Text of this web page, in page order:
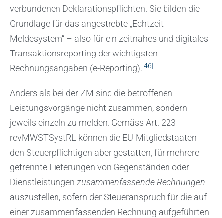
verbundenen Deklarationspflichten. Sie bilden die
Grundlage für das angestrebte „Echtzeit-
Meldesystem“ – also für ein zeitnahes und digitales
Transaktionsreporting der wichtigsten
Rechnungsangaben (e-Reporting).[46]
Anders als bei der ZM sind die betroffenen
Leistungsvorgänge nicht zusammen, sondern
jeweils einzeln zu melden. Gemäss Art. 223
revMWSTSystRL können die EU-Mitgliedstaaten
den Steuerpflichtigen aber gestatten, für mehrere
getrennte Lieferungen von Gegenständen oder
Dienstleistungen zusammenfassende Rechnungen
auszustellen, sofern der Steueranspruch für die auf
einer zusammenfassenden Rechnung aufgeführten